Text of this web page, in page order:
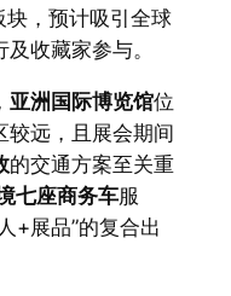
块，预计吸引全球
收藏家参与。
亚洲国际博览馆位
较远，且展会期间
的交通方案至关重
七座商务车服
+展品”的复合出